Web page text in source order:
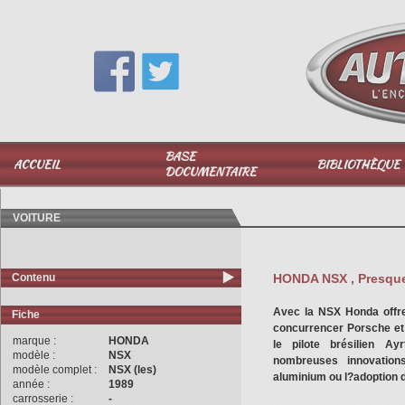
ACCUEIL
BASE
DOCUMENTAIRE
BIBLIOTHÈQUE
06 51 040 025
VOITURE
Contenu
Fiche
marque :
HONDA
modèle :
NSX
modèle complet :
NSX (les)
année :
1989
carrosserie :
-
HONDA NSX ,
Avec la NSX Honda
concurrencer Porsche
le pilote brésilien
nombreuses
aluminium ou l?adoption